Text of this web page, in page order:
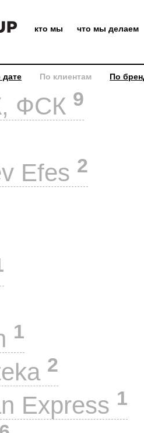
кто мы что мы делаем
дате По клиентам По
ФСК 9
Efes 2
1
2
Express 1